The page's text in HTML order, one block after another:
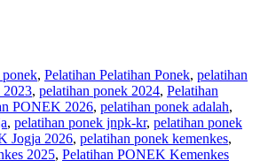
, Pelatihan Pelatihan Ponek, pelatihan
2023, pelatihan ponek 2024, Pelatihan
PONEK 2026, pelatihan ponek adalah,
, pelatihan ponek jnpk-kr, pelatihan ponek
Jogja 2026, pelatihan ponek kemenkes,
2025, Pelatihan PONEK Kemenkes